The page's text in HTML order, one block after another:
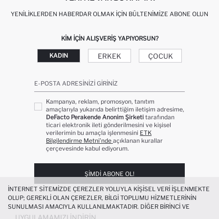
YENILIKLERDEN HABERDAR OLMAK İÇIN BÜLTENIMIZE ABONE OLUN
KIM IÇIN ALIŞVERIŞ YAPIYORSUN?
KADIN ERKEK ÇOCUK
E-POSTA ADRESINIZI GIRINIZ
Kampanya, reklam, promosyon, tanıtım
amaçlarıyla yukarıda belirttiğim iletişim adresime,
DeFacto Perakende Anonim Şirketi tarafından
ticari elektronik ileti gönderilmesini ve kişisel
verilerimin bu amaçla işlenmesini ETK
Bilgilendirme Metni’nde açıklanan kurallar
çerçevesinde kabul ediyorum.
ŞIMDI ABONE OL!
UYGULAMAMIZI İNDIRIN
İNTERNET SITEMIZDE ÇEREZLER YOLUYLA KIŞISEL VERI IŞLENMEKTE
OLUP; GEREKLI OLAN ÇEREZLER, BILGI TOPLUMU HIZMETLERININ
SUNULMASI AMACIYLA KULLANILMAKTADIR. DIĞER BIRINCI VE
ÜÇÜNCÜ TARAF ÇEREZLER ISE SIZE DAHA IYI BIR ALIŞVERIŞ